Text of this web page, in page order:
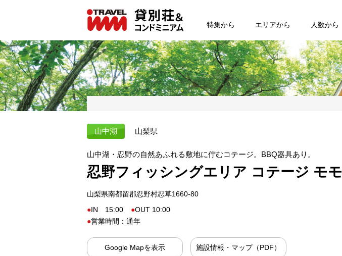
特集から エリアから 人数から
山中湖 山梨県
山中湖・忍野の自然あふれる敷地に佇むコテージ。BBQ器具あり。
忍野フィッシングエリア コテージ モモ
山梨県南都留郡忍野村忍草1660-80
IN 15:00
OUT 10:00
営業時間：通年
Google Mapを表示 施設情報・マップ（PDF）